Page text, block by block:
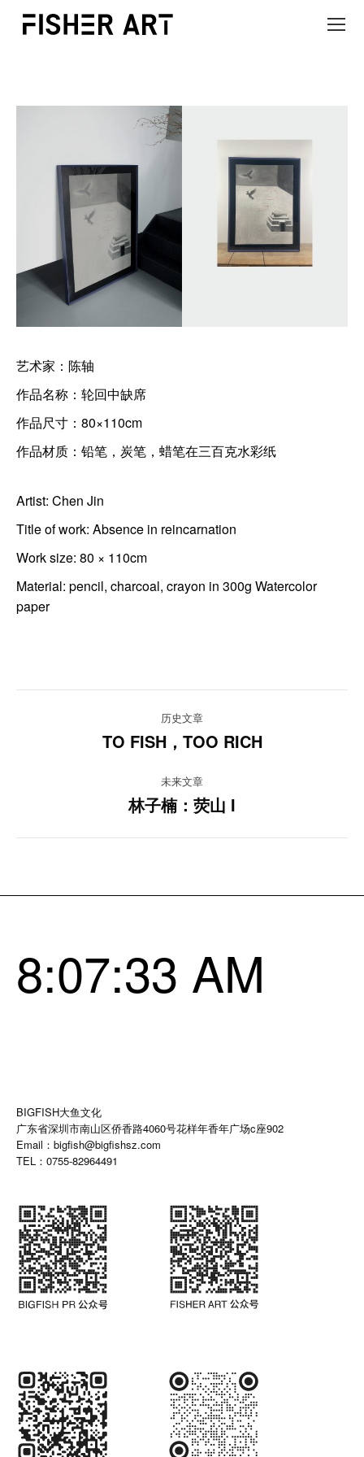
艺术家：陈轴
作品名称：轮回中缺席
作品尺寸：80×110cm
作品材质：铅笔，炭笔，蜡笔在三百克水彩纸
Artist: Chen Jin
Title of work: Absence in reincarnation
Work size: 80 × 110cm
Material: pencil, charcoal, crayon in 300g Watercolor
paper
历史文章
上
项
目：
TO FISH，TOO RICH
未来文章
下
林子楠：荧山 I
8:07:33 AM
BIGFISH大鱼文化
广东省深圳市南山区侨香路4060号花样年香年广场c座902
Email：bigfish@bigfishsz.com
TEL：0755-82964491